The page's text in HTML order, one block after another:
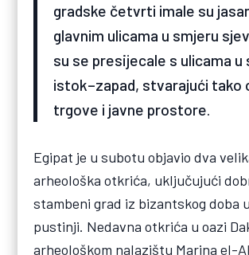
gradske četvrti imale su
glavnim ulicama u smjeru
su se presijecale s ulicama u
istok–zapad, stvarajući tako
trgove i javne prostore.
Egipat je u subotu objavio dva
arheološka otkrića, uključujući
stambeni grad iz bizantskog doba
pustinji. Nedavna otkrića u oazi
arheološkom nalazištu Marina el-